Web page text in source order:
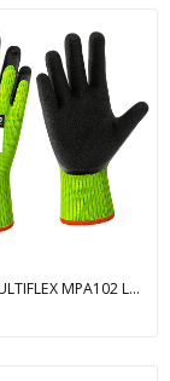
GUANTE MULTIFLEX MPA102 LATEX HI-VIZ PALMA NEGRO